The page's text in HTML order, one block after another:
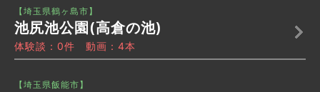
【埼玉県鶴ヶ島市】
池尻池公園(高倉の池)
体験談：0件 動画：4本
【埼玉県飯能市】